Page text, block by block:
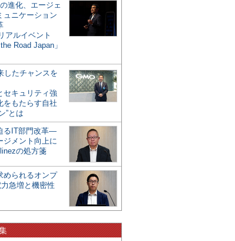
進化、エージェ
ュニケーション
アルイベント
Road Japan」
したチャンスを
セキュリティ強
をもたらす自社
”とは
るIT部門改革―
ジメント向上に
の処方箋
められるオンプ
急増と機密性